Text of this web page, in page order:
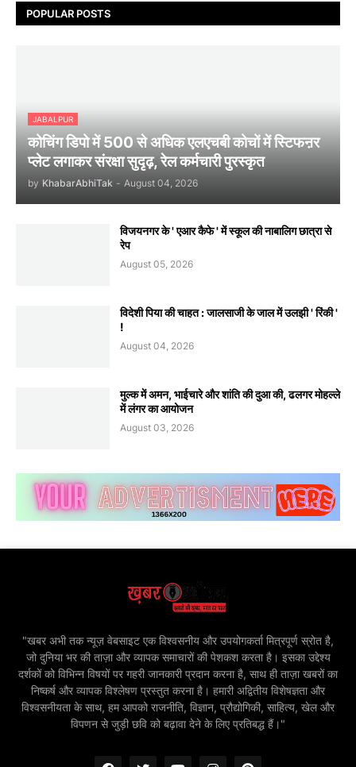
POPULAR POSTS
JABALPUR
कोचिंग डिपो में 500 से अधिक एलएचबी कोचों में स्टिफऩर
प्लेट लगाकर संरक्षा सुदृढ़, रेल कर्मचारी पुरस्कृत
by KhabarAbhiTak - August 04, 2026
विजयनगर के ' एआर कैफे ' में स्कूल की नाबालिग छात्रा से
रेप
August 05, 2026
विदेशी पिया की चाहत : जालसाजी के जाल में उलझी ' रिंकी '
!
August 04, 2026
मुल्क में अमन, भाईचारे और शांति की दुआ की, ढलगर मोहल्ले
में लंगर का आयोजन
August 03, 2026
"खबर अभी तक न्यूज़ वेबसाइट एक विश्वसनीय और उपयोगकर्ता मित्रपूर्ण स्रोत है,
जो दुनिया भर की ताज़ा और व्यापक समाचारों की पेशकश करता है। इसका उद्देश्य
दर्शकों को विभिन्न विषयों पर गहरी जानकारी प्रदान करना है, साथ ही ताज़ा खबरों का
निष्कर्ष और व्यापक विश्लेषण प्रस्तुत करना है। हमारी अद्वितीय विशेषज्ञता और
विश्वसनीयता के साथ, हम आपको राजनीति, विज्ञान, प्रौद्योगिकी, साहित्य, खेल और
विपणन से जुड़ी छवि को बढ़ावा देने के लिए प्रतिबद्ध हैं।"